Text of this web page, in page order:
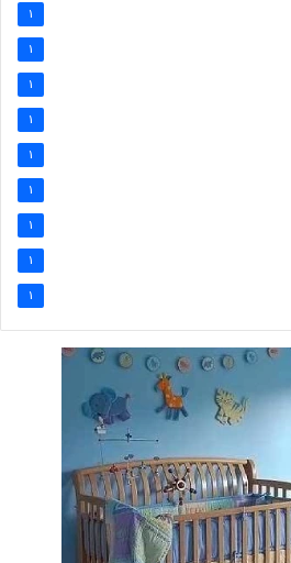
1
1
1
1
1
1
1
1
1